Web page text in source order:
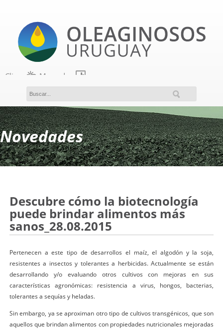
Clima Mercados
Novedades
Descubre cómo la biotecnología
puede brindar alimentos más
sanos_28.08.2015
Pertenecen a este tipo de desarrollos el maíz, el algodón y la soja,
resistentes a insectos y tolerantes a herbicidas. Actualmente se están
desarrollando y/o evaluando otros cultivos con mejoras en sus
características agronómicas: resistencia a virus, hongos, bacterias,
tolerantes a sequías y heladas.
Sin embargo, ya se aproximan otro tipo de cultivos transgénicos, que son
aquellos que brindan alimentos con propiedades nutricionales mejoradas